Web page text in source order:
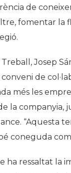
de
fomentar la
Josep
de
més les
la
“Aquesta
coneguda
ha ressaltat